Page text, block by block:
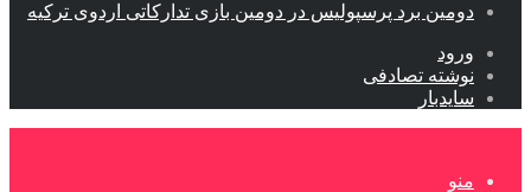
دومین برد پرسپولیس در دومین بازی تدارکاتی اردوی ترکیه
ورود
نوشته تصادفی
سایدبار
منو